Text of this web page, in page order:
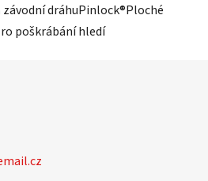
dráhuPinlock®Ploché
poškrábání hledí